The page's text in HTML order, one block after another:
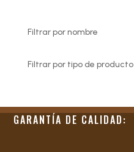
Filtrar por nombre
Filtrar por tipo de producto
GARANTÍA DE CALIDAD: